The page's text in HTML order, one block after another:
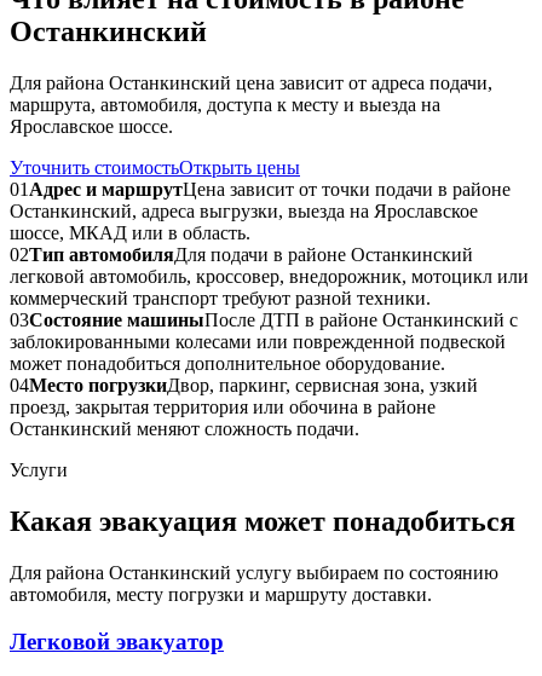
Останкинский
Для района Останкинский цена зависит от адреса подачи,
маршрута, автомобиля, доступа к месту и выезда на
Ярославское шоссе.
Уточнить стоимостьОткрыть цены
01 Адрес и маршрутЦена зависит от точки подачи в районе
Останкинский, адреса выгрузки, выезда на Ярославское
шоссе, МКАД или в область.
02Тип автомобиляДля подачи в районе Останкинский
легковой автомобиль, кроссовер, внедорожник, мотоцикл или
коммерческий транспорт требуют разной техники.
03Состояние машиныПосле ДТП в районе Останкинский с
заблокированными колесами или поврежденной подвеской
может понадобиться дополнительное оборудование.
04Место погрузкиДвор, паркинг, сервисная зона, узкий
проезд, закрытая территория или обочина в районе
Останкинский меняют сложность подачи.
Услуги
Какая эвакуация может понадобиться
Для района Останкинский услугу выбираем по состоянию
автомобиля, месту погрузки и маршруту доставки.
Легковой эвакуатор